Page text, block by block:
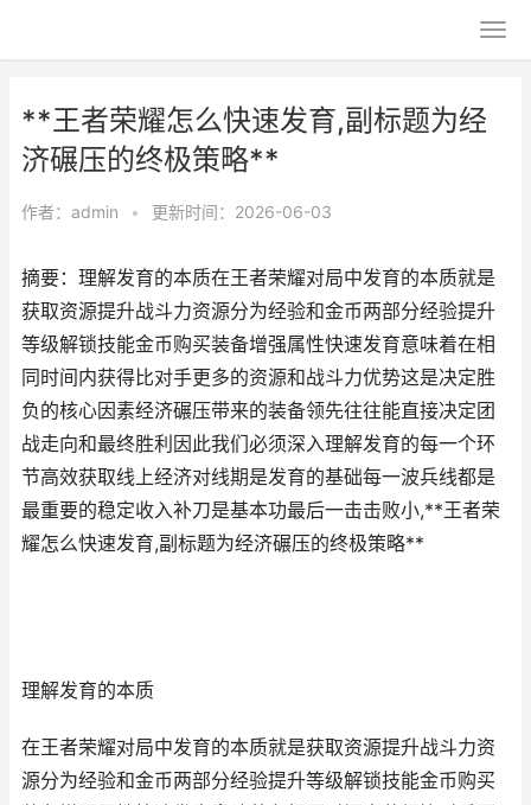
**王者荣耀怎么快速发育,副标题为经
济碾压的终极策略**
作者： admin • 更新时间：2026-06-03
摘要：理解发育的本质在王者荣耀对局中发育的本质就是
获取资源提升战斗力资源分为经验和金币两部分经验提升
等级解锁技能金币购买装备增强属性快速发育意味着在相
同时间内获得比对手更多的资源和战斗力优势这是决定胜
负的核心因素经济碾压带来的装备领先往往能直接决定团
战走向和最终胜利因此我们必须深入理解发育的每一个环
节高效获取线上经济对线期是发育的基础每一波兵线都是
最重要的稳定收入补刀是基本功最后一击击败小,**王者荣
耀怎么快速发育,副标题为经济碾压的终极策略**
理解发育的本质
在王者荣耀对局中发育的本质就是获取资源提升战斗力资
源分为经验和金币两部分经验提升等级解锁技能金币购买